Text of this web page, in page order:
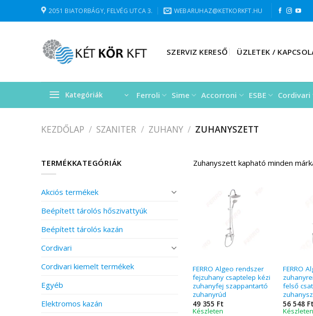
2051 BIATORBÁGY, FELVÉG UTCA 3. WEBARUHAZ@KETKORKFT.HU
SZERVIZ KERESŐ ÜZLETEK /
Kategóriák Ferroli Sime Accorroni ESBE Cordivari
KEZDŐLAP / SZANITER / ZUHANY / ZUHANYSZETT
TERMÉKKATEGÓRIÁK
Akciós termékek
Beépített tárolós hőszivattyúk
Beépített tárolós kazán
Cordivari
Cordivari kiemelt termékek
Egyéb
Elektromos kazán
Zuhanyszett kapható minden
FERRO Algeo rendszer
fejzuhany csaptelep kézi
zuhanyfej szappantartó
zuhanyrúd
49 355 Ft
Készleten
FERRO
felső
56 548 Ft
Készleten